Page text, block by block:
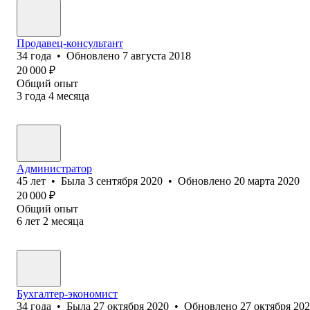
Продавец-консультант
34 года • Обновлено 7 августа 2018
20 000 ₽
Общий опыт
3 года 4 месяца
Администратор
45 лет • Была 3 сентября 2020 • Обновлено 20 марта 2020
20 000 ₽
Общий опыт
6 лет 2 месяца
Бухгалтер-экономист
34 года • Была 27 октября 2020 • Обновлено 27 октября